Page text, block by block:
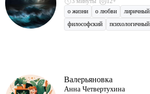
о жизни
о любви лиричный
философский
психологичный
Валерьяновка
Анна Четвертухина